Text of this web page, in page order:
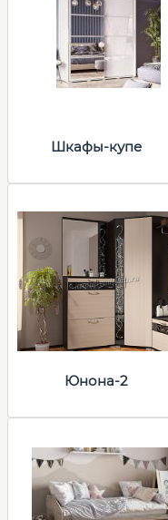
Шкафы-купе
Юнона-2